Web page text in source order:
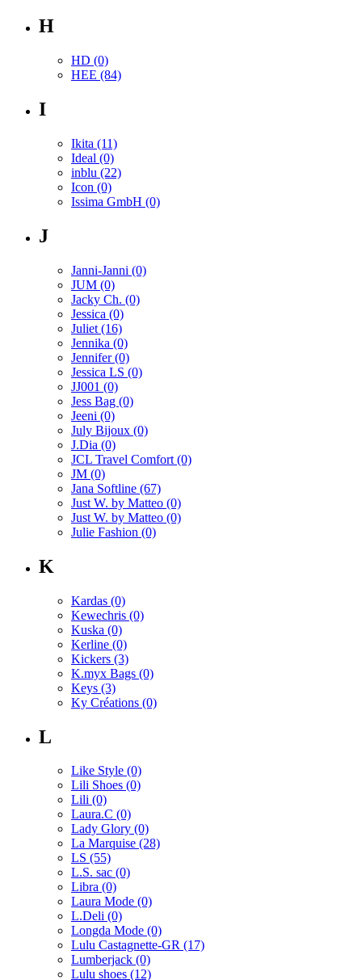
H
HD (0)
HEE (84)
I
Ikita (11)
Ideal (0)
inblu (22)
Icon (0)
Issima GmbH (0)
J
Janni-Janni (0)
JUM (0)
Jacky Ch. (0)
Jessica (0)
Juliet (16)
Jennika (0)
Jennifer(0)
Jessica LS (0)
JJ001 (0)
Jess Bag (0)
Jeeni (0)
July Bijoux (0)
J.Dia (0)
JCL Travel Comfort (0)
JM (0)
Jana Softline (67)
Just W. by Matteo (0)
Just W. by Matteo (0)
Julie Fashion (0)
K
Kardas (0)
Kewechris (0)
Kuska (0)
Kerline (0)
Kickers (3)
K.myx Bags (0)
Keys (3)
Ky Créations (0)
L
Like Style (0)
Lili Shoes (0)
Lili (0)
Laura.C (0)
Lady Glory (0)
La Marquise (28)
LS (55)
L.S. sac (0)
Libra (0)
Laura Mode (0)
L.Deli (0)
Longda Mode (0)
Lulu Castagnette-GR (17)
Lumberjack (0)
Lulu shoes (12)